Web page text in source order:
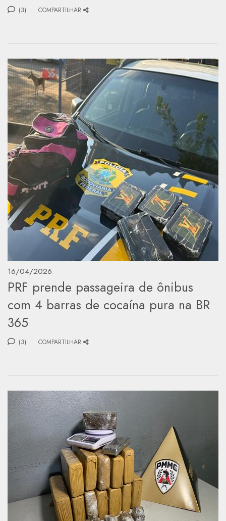
(3) COMPARTILHAR
16/04/2026
PRF prende passageira de ônibus
com 4 barras de cocaína pura na BR
365
(3) COMPARTILHAR